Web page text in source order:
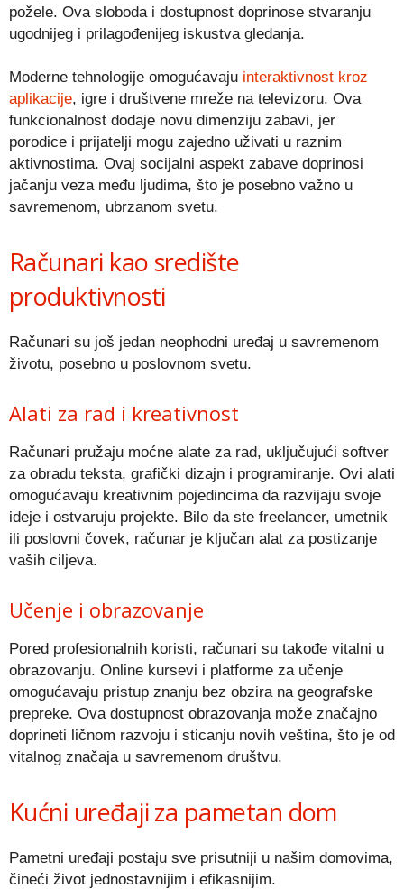
požele. Ova sloboda i dostupnost doprinose stvaranju
ugodnijeg i prilagođenijeg iskustva gledanja.
Moderne tehnologije omogućavaju interaktivnost kroz
aplikacije, igre i društvene mreže na televizoru. Ova
funkcionalnost dodaje novu dimenziju zabavi, jer
porodice i prijatelji mogu zajedno uživati u raznim
aktivnostima. Ovaj socijalni aspekt zabave doprinosi
jačanju veza među ljudima, što je posebno važno u
savremenom, ubrzanom svetu.
Računari kao središte
produktivnosti
Računari su još jedan neophodni uređaj u savremenom
životu, posebno u poslovnom svetu.
Alati za rad i kreativnost
Računari pružaju moćne alate za rad, uključujući softver
za obradu teksta, grafički dizajn i programiranje. Ovi alati
omogućavaju kreativnim pojedincima da razvijaju svoje
ideje i ostvaruju projekte. Bilo da ste freelancer, umetnik
ili poslovni čovek, računar je ključan alat za postizanje
vaših ciljeva.
Učenje i obrazovanje
Pored profesionalnih koristi, računari su takođe vitalni u
obrazovanju. Online kursevi i platforme za učenje
omogućavaju pristup znanju bez obzira na geografske
prepreke. Ova dostupnost obrazovanja može značajno
doprineti ličnom razvoju i sticanju novih veština, što je od
vitalnog značaja u savremenom društvu.
Kućni uređaji za pametan dom
Pametni uređaji postaju sve prisutniji u našim domovima,
čineći život jednostavnijim i efikasnijim.